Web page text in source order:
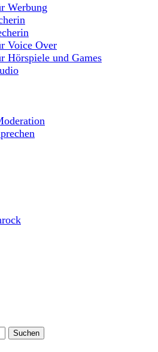
Werbung
Voice Over
Hörspiele und Games
Schönrock